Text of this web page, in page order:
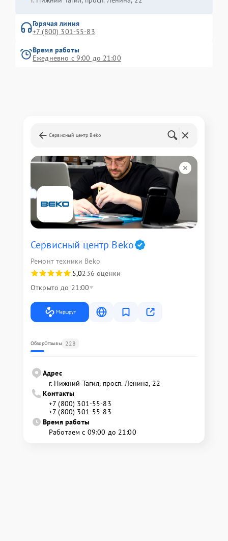
Горячая линия
+7 (800) 301-55-83
Время работы
Ежедневно с 9:00 до 21:00
Сервисный центр Beko
Сервисный центр Beko
Ремонт техники Beko
5,0236 оценки
Открыто до 21:00
Маршрут
ОбзорОтзывы 228
Адрес
г. Нижний Тагил, просп. Ленина, 22
Контакты
+7 (800) 301-55-83
+7 (800) 301-55-83
Время работы
Работаем с 09:00 до 21:00